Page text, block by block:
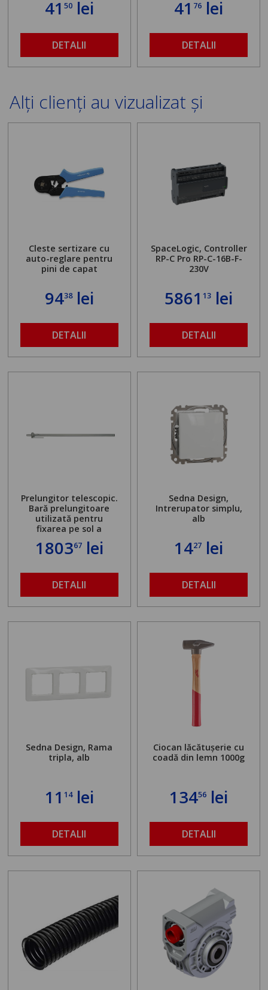
41 50lei
DETALII
41 76 lei
DETALII
Alți clienți au vizualizat și
Cleste sertizare cu
auto-reglare pentru
pini de capat
9438lei
DETALII
SpaceLogic, Controller
RP-C Pro RP-C-16B-F-
230V
586113 lei
DETALII
Prelungitor telescopic.
Bară prelungitoare
utilizată pentru
fixarea pe sol a
găurit în locul
maximă admisă de 500
kg și înălțime reglabilă
de la 1,8 la 2,9 m
180367lei
DETALII
Sedna Design,
Intrerupator simplu,
alb
1427 lei
DETALII
Sedna Design, Rama
tripla, alb
11 14lei
DETALII
Ciocan lăcătușerie cu
coadă din lemn 1000g
13456 lei
DETALII